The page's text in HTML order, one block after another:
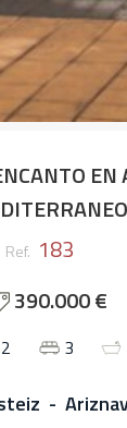
EN
Ref. 183
390.000 €
3
-